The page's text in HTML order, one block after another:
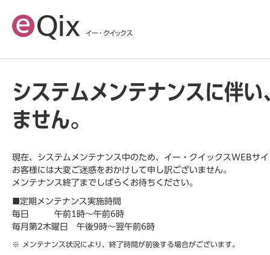
システムメンテナンスに伴
ません。
現在、システムメンテナンス中のため、イー・クイックスWEBサ
お客様には大変ご迷惑をおかけして申し訳ございません。
メンテナンス終了までしばらくお待ちください。
■定期メンテナンス実施時間
毎日 午前1時～午前6時
毎月第2木曜日 午後9時～翌午前6時
メンテナンス状況により、終了時間が前後する場合がございます。